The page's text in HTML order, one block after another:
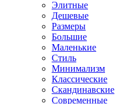
Элитные
Дешевые
Размеры
Большие
Маленькие
Стиль
Минимализм
Классические
Скандинавские
Современные